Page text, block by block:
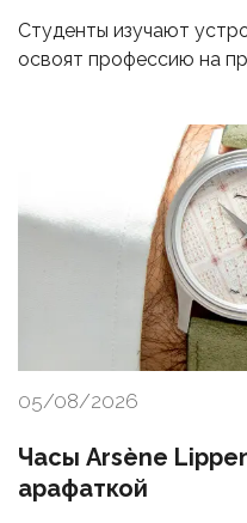
Студенты изучают
освоят профессию на
05/08/2026
Часы Arsène
арафаткой